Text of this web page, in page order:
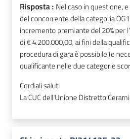
Risposta : Nel caso in questione,
del concorrente della categoria
incremento premiante del 20% per
di € 4.200.000,00, ai fini della
procedura di gara è possibile (e
qualificante nelle due categorie
Cordiali saluti
La CUC dell'Unione Distretto